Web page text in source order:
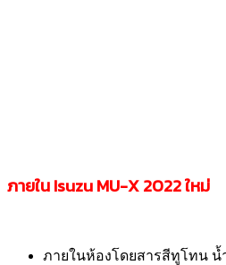
ภายใน Isuzu MU-X2022 ใหม่
ภายในห้องโดยสารสีทูโทน น้